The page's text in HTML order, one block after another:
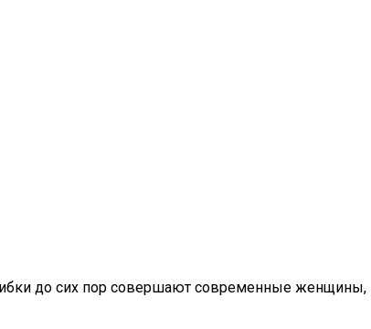
до сих пор совершают современные женщины,